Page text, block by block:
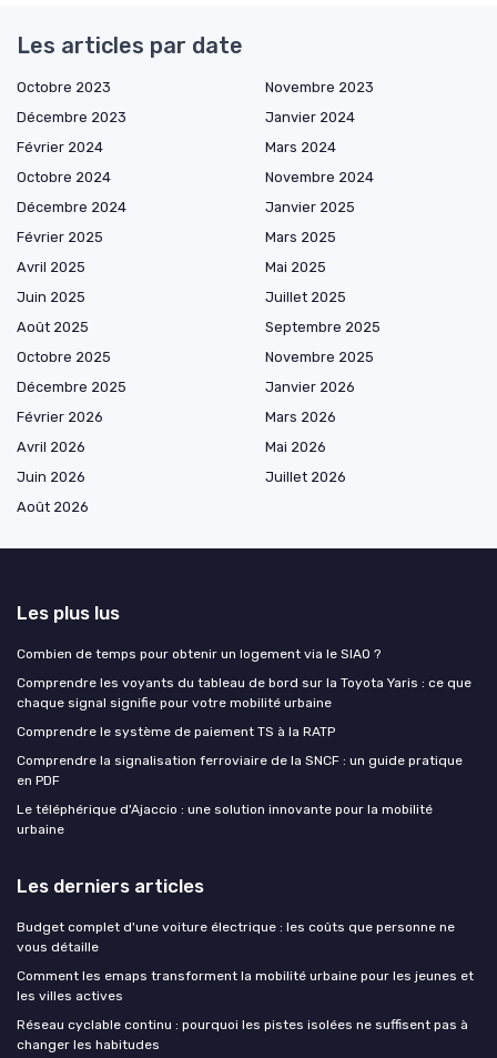
Les articles par date
Octobre 2023
Novembre 2023
Décembre 2023
Janvier 2024
Février 2024
Mars 2024
Octobre 2024
Novembre 2024
Décembre 2024
Janvier 2025
Février 2025
Mars 2025
Avril 2025
Mai 2025
Juin 2025
Juillet 2025
Août 2025
Septembre 2025
Octobre 2025
Novembre 2025
Décembre 2025
Janvier 2026
Février 2026
Mars 2026
Avril 2026
Mai 2026
Juin 2026
Juillet 2026
Août 2026
Les plus lus
Combien de temps pour obtenir un logement via le SIAO ?
Comprendre les voyants du tableau de bord sur la Toyota Yaris : ce que
chaque signal signifie pour votre mobilité urbaine
Comprendre le système de paiement TS à la RATP
Comprendre la signalisation ferroviaire de la SNCF : un guide pratique
en PDF
Le téléphérique d'Ajaccio : une solution innovante pour la mobilité
urbaine
Les derniers articles
Budget complet d'une voiture électrique : les coûts que personne ne
vous détaille
Comment les emaps transforment la mobilité urbaine pour les jeunes et
les villes actives
Réseau cyclable continu : pourquoi les pistes isolées ne suffisent pas à
changer les habitudes